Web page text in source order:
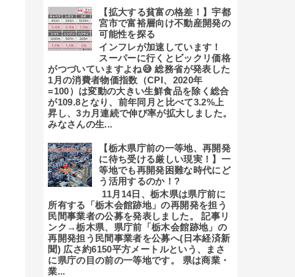
【拡大する貧富の格差！】宇都
宮市で富裕層向け不動産開発の
可能性を探る
インフレが加速しています！
スーパーに行くとビックリ価格
がつづいていますよね😅 総務省が発表した
1月の消費者物価指数（CPI、2020年
=100）は変動の大きい生鮮食品を除く総合
が109.8となり、前年同月と比べて3.2%上
昇し、3カ月連続で伸び率が拡大しました。
みなさんの生...
【栃木県庁前の一等地、再開発
に待ち受ける厳しい現実！】一
等地でも再開発困難な時代にど
う活用するのか！?
11月14日、栃木県は県庁前に
所有する「栃木会館跡地」の再開発を担う
民間事業者の公募を発表しました。 記事リ
ンク→栃木県、県庁前「栃木会館跡地」の
再開発担う民間事業者を公募へ(日本経済新
聞) 広さ約6150平方メートルという、まさ
に県庁の目の前の一等地です。 県は商業・
業...